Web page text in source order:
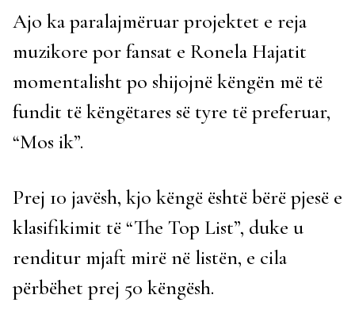
Ajo ka paralajmëruar projektet e reja
muzikore por fansat e Ronela Hajatit
momentalisht po shijojnë këngën më të
fundit të këngëtares së tyre të preferuar,
“Mos ik”.
Prej 10 javësh, kjo këngë është bërë pjesë e
klasifikimit të “The Top List”, duke u
renditur mjaft mirë në listën, e cila
përbëhet prej 50 këngësh.